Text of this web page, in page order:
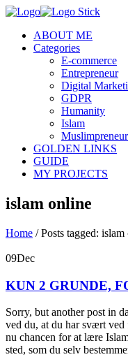
ABOUT ME
Categories
E-commerce
Entrepreneur
Digital
GDPR
Humanity
Islam
Muslimpreneur
GOLDEN LINKS
GUIDE
MY PROJECTS
islam online
Home /Posts tagged:
09Dec
KUN 2 GRUNDE,
Sorry, but another post in
ved du, at du har svært
nu chancen for at lære
sted, som du selv